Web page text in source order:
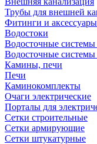
Трубы для внешней
Фитинги и
Водостоки
Водосточные системы
Водосточные системы
Камины, печи
Печи
Каминокомплекты
Очаги электрические
Порталы для
Сетки строительные
Сетки армирующие
Сетки штукатурные